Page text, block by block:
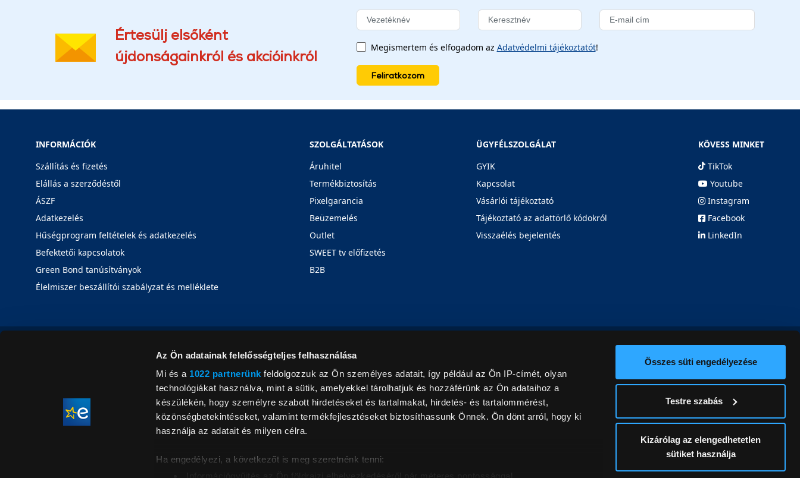
Az Ön adatainak felelősségteljes felhasználása
Mi és a 1022 partnerünk feldolgozzuk az Ön személyes adatait, így például az Ön IP-címét, olyan
technológiákat használva, mint a sütik, amelyekkel tárolhatjuk és hozzáférünk az Ön adataihoz a
készülékén, hogy személyre szabott hirdetéseket és tartalmakat, hirdetés- és tartalommérést,
közönségbetekintéseket, valamint termékfejlesztéseket biztosíthassunk Önnek. Ön dönt arról, hogy ki
használja az adatait és milyen célra.
Ha engedélyezi, a következőt is meg szeretnénk tenni:
Összes süti engedélyezése
Testre szabás
Kizárólag az elengedhetetlen
sütiket használja
Értesülj elsőként
újdonságainkról és akcióinkról
Megismertem és elfogadom az Adatvédelmi tájékoztatót!
Feliratkozom
INFORMÁCIÓK
Szállítás és fizetés
Elállás a szerződéstől
ÁSZF
Adatkezelés
Hűségprogram feltételek és adatkezelés
Befektetői kapcsolatok
Green Bond tanúsítványok
Élelmiszer beszállítói szabályzat és melléklete
SZOLGÁLTATÁSOK
Áruhitel
Termékbiztosítás
Pixelgarancia
Beüzemelés
Outlet
SWEET tv előfizetés
B2B
ÜGYFÉLSZOLGÁLAT
GYIK
Kapcsolat
Vásárlói tájékoztató
Tájékoztató az adattörlő kódokról
Visszaélés bejelentés
KÖVESS MINKET
TikTok
Youtube
Instagram
Facebook
LinkedIn
© 2026. Minden jog fenntartva! Euronics Műszaki Áruházlánc